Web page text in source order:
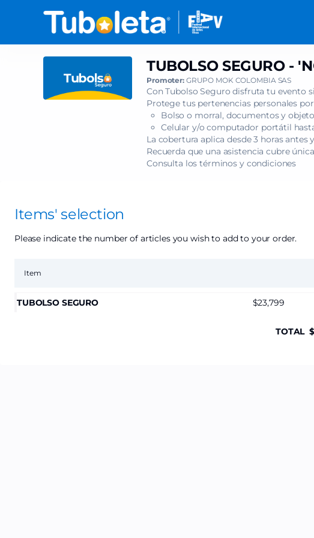
SEGURO
SEGURO
'NOVENA
TUBOLSO SEGURO -
Promoter: GRUPO MOK COLOMBIA SAS
Con Tubolso Seguro disfruta tu evento
Protege tus pertenencias personales
Bolso o morral, documentos y
Celular y/o computador portátil
La cobertura aplica desde 3 horas antes
Recuerda que una asistencia cubre
Consulta los términos y condiciones
Items' selection
Please indicate the number of articles you wish to add to your order.
Item
TUBOLSO SEGURO 23,799
TOTAL